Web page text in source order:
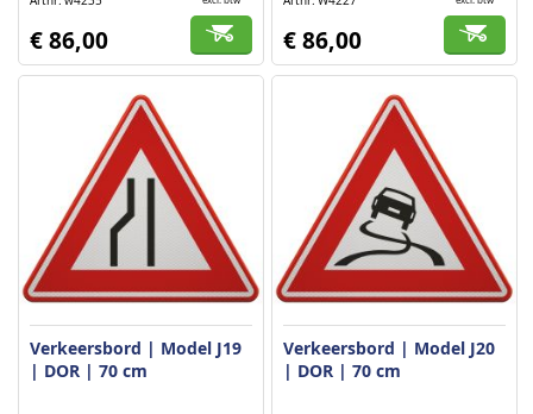
€ 86,00 € 86,00
Verkeersbord | Model J19
| DOR | 70 cm
Verkeersbord | Model J20
| DOR | 70 cm